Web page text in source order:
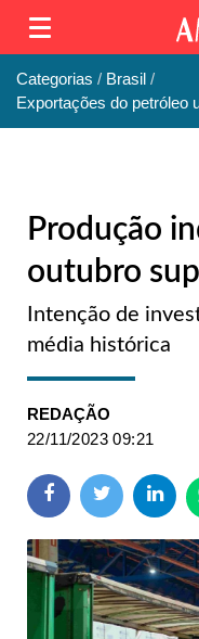
Categorias
Brasil
Exportações do petróleo
Produção
outubro
Intenção de
média histórica
REDAÇÃO
22/11/2023 09:21